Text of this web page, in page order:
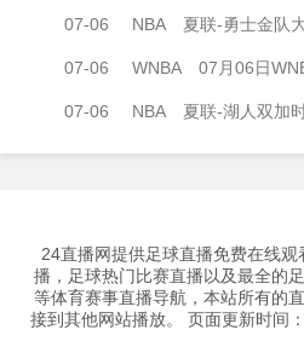
07-06 NBA 夏联-勇士金队大胜马刺 伦
07-06 WNBA 07月06日WNBA常规赛 印第安
07-06 NBA 夏联-湖人双加时逆转险胜热
24直播网提供足球直播免费在线
播，足球热门比赛直播以及最全的
等体育赛事直播导航，本站所有的
接到其他网站播放。 页面更新时间